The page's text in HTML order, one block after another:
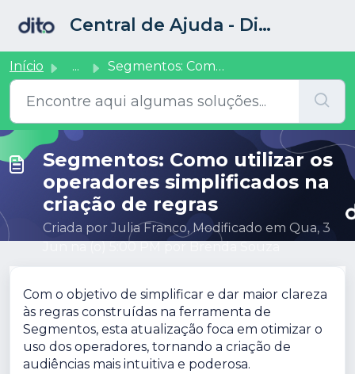
Central de Ajuda - Dito CRM
Início ... Segmentos: Como utilizar os operadores simplificados na c...
Segmentos: Como utilizar os
operadores simplificados na
criação de regras
Criada por Julia Franco, Modificado em Qua, 3
Com o objetivo de simplificar e dar maior clareza
às regras construídas na ferramenta de
Segmentos, esta atualização foca em otimizar o
uso dos operadores, tornando a criação de
audiências mais intuitiva e poderosa.